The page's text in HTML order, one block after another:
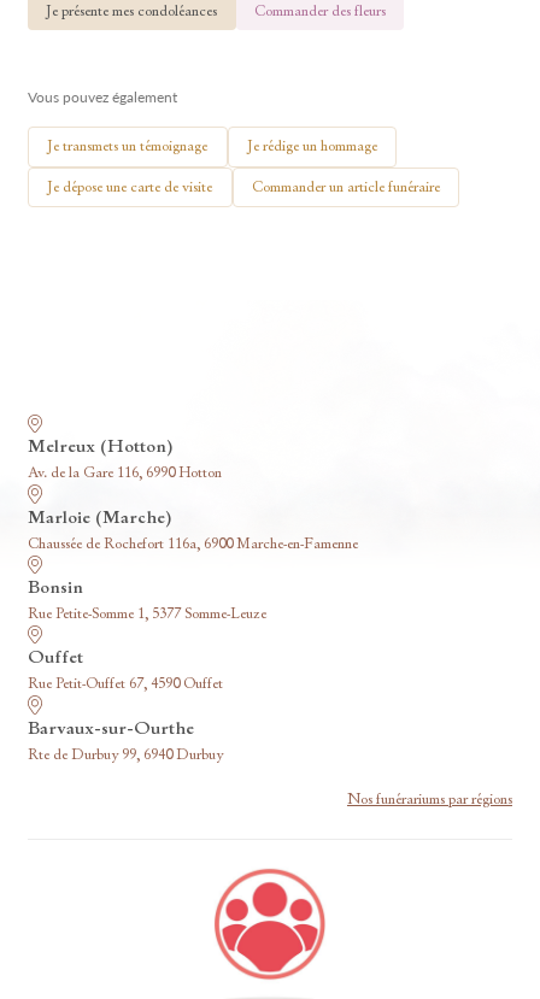
Je présente mes condoléances Commander des fleurs
Vous pouvez également
Je transmets un témoignage Je rédige un hommage
Je dépose une carte de visite Commander un article funéraire
Melreux (Hotton)
Av. de la Gare 116, 6990 Hotton
Marloie (Marche)
Chaussée de Rochefort 116a, 6900 Marche-en-Famenne
Bonsin
Rue Petite-Somme 1, 5377 Somme-Leuze
Ouffet
Rue Petit-Ouffet 67, 4590 Ouffet
Barvaux-sur-Ourthe
Rte de Durbuy 99, 6940 Durbuy
Nos funérariums par régions